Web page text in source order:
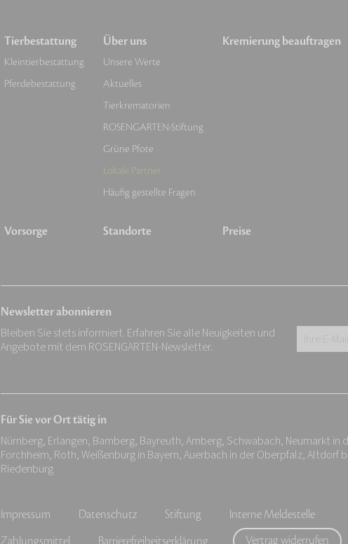
Tierbestattung
Kleintierbestattung
Pferdebestattung
Vorsorge
Über uns
Unsere Werte
Aktuelles
Tierkrematorien
ROSENGARTEN-Stiftung
Grüne Pfote
Lokale Partner
Häufig gestellte Fragen
Standorte
Kremierung beauftragen
Preise
Newsletter abonnieren
Bleiben Sie stets informiert. Erfahren Sie alle Neuigkeiten und
Angebote mit dem ROSENGARTEN-Newsletter.
Für Sie vor Ort tätig in
Nürnberg, Erlangen, Bamberg, Bayreuth, Amberg, Schwabach, Neumarkt in
Forchheim, Roth, Weißenburg in Bayern, Auerbach in der Oberpfalz, Altdorf
Riedenburg
Impressum Datenschutz Stiftung
Interne Meldestelle
Vertrag widerrufen